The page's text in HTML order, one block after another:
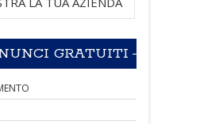
GRATUITI